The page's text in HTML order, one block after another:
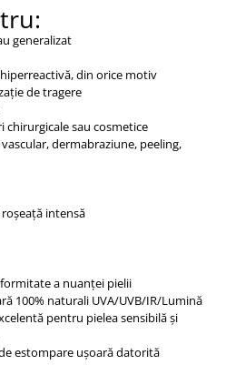
generalizat
din orice motiv
de tragere
chirurgicale sau cosmetice
dermabraziune, peeling,
intensă
a nuanței pielii
100% naturali UVA/UVB/IR/Lumină
pentru pielea sensibilă și
estompare ușoară datorită